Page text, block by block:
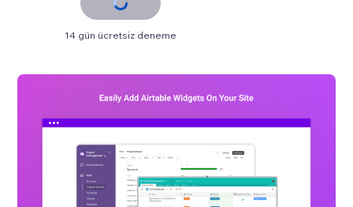
14 gün ücretsiz deneme